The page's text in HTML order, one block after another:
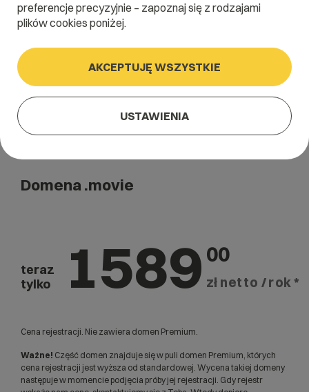
Szukaj
Domena .movie
teraz
tylko
1589 00
zł netto / rok *
Cena rejestracji. Nie zawiera domen Premium.
Ważne! Część domen znajduje się w puli domen Premium, których
cena rejestracji jest wyższa od standardowej. Wycena takiej domeny
następuje w momencie podjęcia próby jej rejestracji. Gdy rejestr
preferencje precyzyjnie – zapoznaj się z rodzajami
plików cookies poniżej.
AKCEPTUJĘ WSZYSTKIE
USTAWIENIA